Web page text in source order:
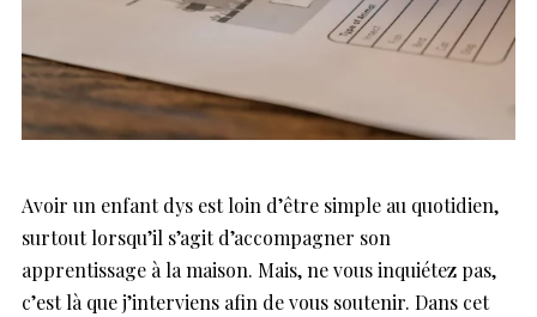
Avoir un enfant dys est loin d’être simple au quotidien,
surtout lorsqu’il s’agit d’accompagner son
apprentissage à la maison. Mais, ne vous inquiétez pas,
c’est là que j’interviens afin de vous soutenir. Dans cet